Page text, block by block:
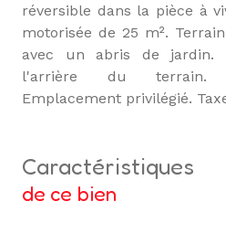
réversible dans la pièce à
motorisée de 25 m².
avec un abris de jardin.
l'arrière du terrain.
Emplacement privilégié.
caractéristiques
de ce bien